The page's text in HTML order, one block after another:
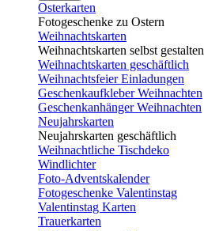
Osterkarten
Fotogeschenke zu Ostern
Weihnachtskarten
Weihnachtskarten selbst gestalten
Weihnachtskarten geschäftlich
Weihnachtsfeier Einladungen
Geschenkaufkleber Weihnachten
Geschenkanhänger Weihnachten
Neujahrskarten
Neujahrskarten geschäftlich
Weihnachtliche Tischdeko
Windlichter
Foto-Adventskalender
Fotogeschenke Valentinstag
Valentinstag Karten
Trauerkarten